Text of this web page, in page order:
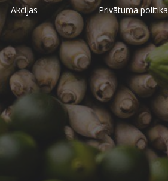
Akcijas
Privātuma politika